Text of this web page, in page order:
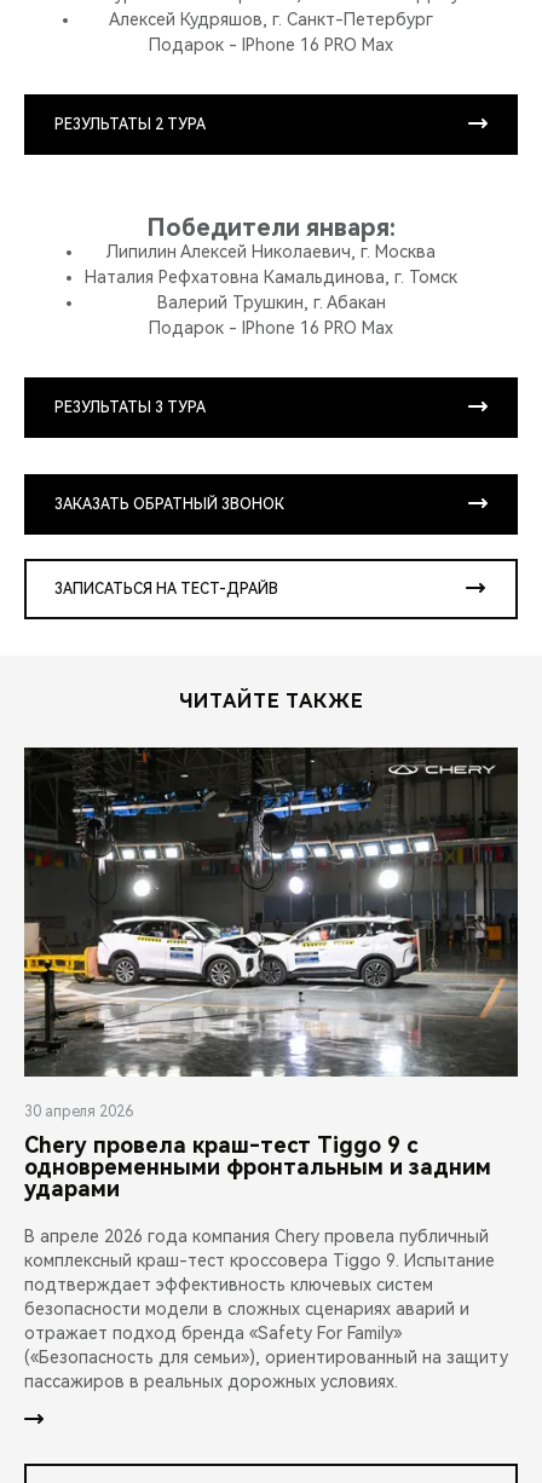
Алексей Кудряшов, г. Санкт-Петербург
Подарок - IPhone 16 PRO Max
РЕЗУЛЬТАТЫ 2 ТУРА
Победители января:
Липилин Алексей Николаевич, г. Москва
Наталия Рефхатовна Камальдинова, г. Томск
Валерий Трушкин, г. Абакан
Подарок - IPhone 16 PRO Max
РЕЗУЛЬТАТЫ 3 ТУРА
ЗАКАЗАТЬ ОБРАТНЫЙ ЗВОНОК
ЗАПИСАТЬСЯ НА ТЕСТ-ДРАЙВ
ЧИТАЙТЕ ТАКЖЕ
30 апреля 2026
Chery провела краш-тест Tiggo 9 с
одновременными фронтальным и задним
ударами
В апреле 2026 года компания Chery провела публичный
комплексный краш-тест кроссовера Tiggo 9. Испытание
подтверждает эффективность ключевых систем
безопасности модели в сложных сценариях аварий и
отражает подход бренда «Safety For Family»
(«Безопасность для семьи»), ориентированный на защиту
пассажиров в реальных дорожных условиях.